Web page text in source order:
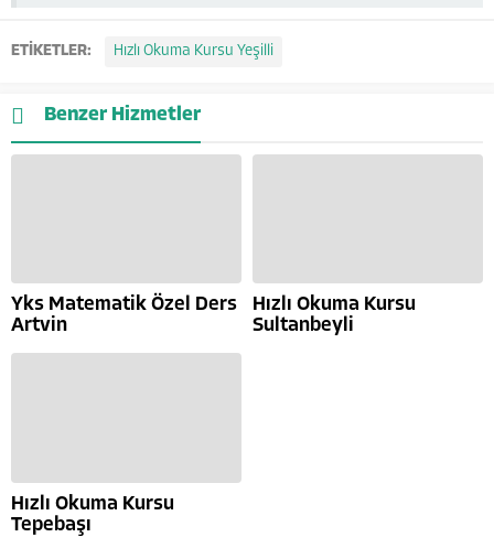
ETİKETLER: Hızlı Okuma Kursu Yeşilli
Benzer Hizmetler
Yks Matematik Özel Ders
Artvin
Hızlı Okuma Kursu
Sultanbeyli
Hızlı Okuma Kursu
Tepebaşı